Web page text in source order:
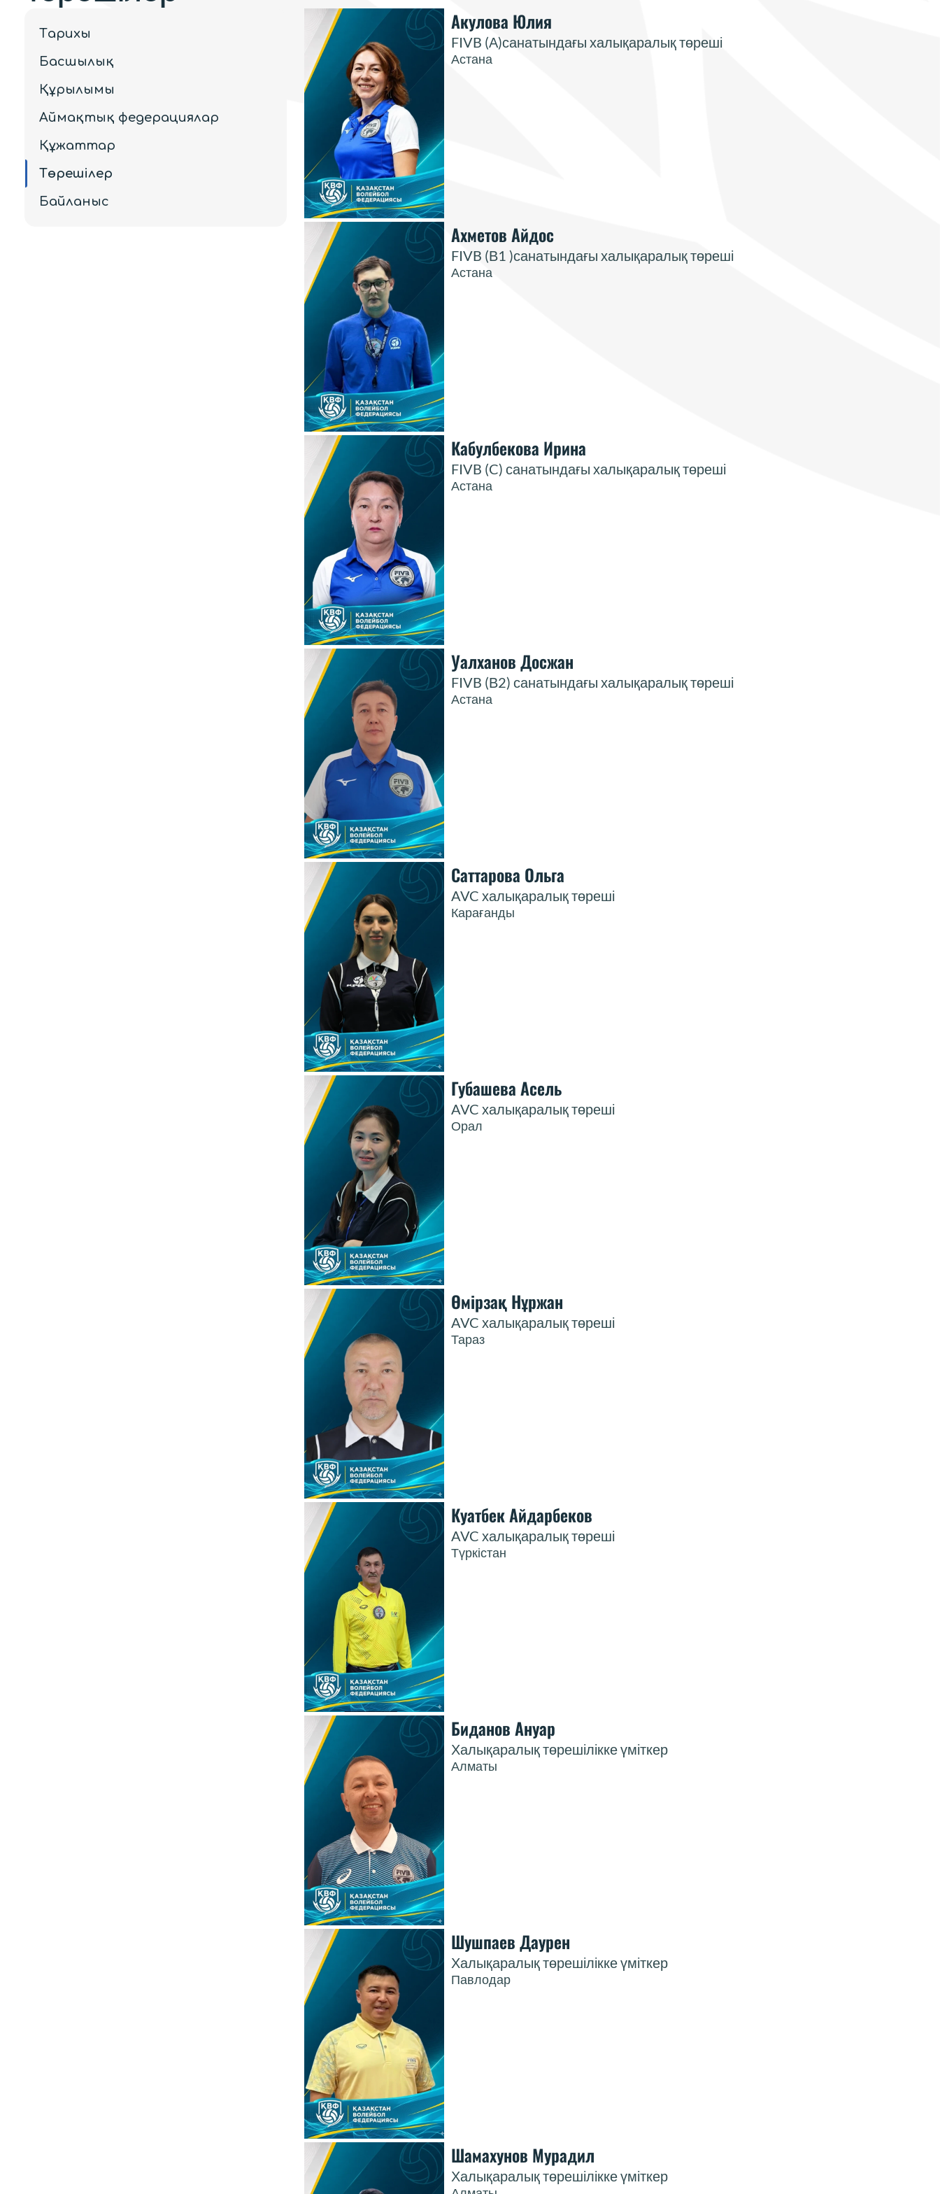
Тарихы
Басшылық
Құрылымы
Аймақтық федерациялар
Құжаттар
Төрешілер
Байланыс
Акулова Юлия
FIVB (А)санатындағы халықаралық төреші
Астана
Ахметов Айдос
FIVB (В1 )санатындағы халықаралық төреші
Астана
Кабулбекова Ирина
FIVB (C) санатындағы халықаралық төреші
Астана
Уалханов Досжан
FIVB (В2) санатындағы халықаралық төреші
Астана
Саттарова Ольга
AVC халықаралық төреші
Карағанды
Губашева Асель
AVC халықаралық төреші
Орал
Өмірзақ Нұржан
AVC халықаралық төреші
Тараз
Куатбек Айдарбеков
AVC халықаралық төреші
Түркістан
Биданов Ануар
Халықаралық төрешілікке үміткер
Алматы
Шушпаев Даурен
Халықаралық төрешілікке үміткер
Павлодар
Шамахунов Мурадил
Халықаралық төрешілікке үміткер